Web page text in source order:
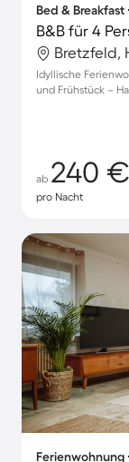
Bed & Breakfast
B&B für 4
Bretzfeld,
Idyllische
und Frühstück –
ab 240 €
pro Nacht
Ferienwohnung